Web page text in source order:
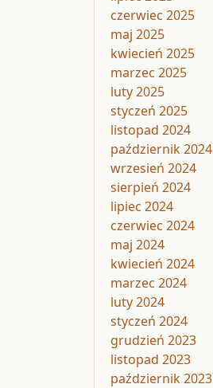
czerwiec 2025
maj 2025
kwiecień 2025
marzec 2025
luty 2025
styczeń 2025
listopad 2024
październik 2024
wrzesień 2024
sierpień 2024
lipiec 2024
czerwiec 2024
maj 2024
kwiecień 2024
marzec 2024
luty 2024
styczeń 2024
grudzień 2023
listopad 2023
październik 2023